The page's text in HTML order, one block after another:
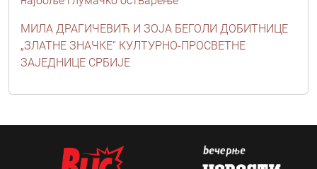
МИЛА ДРАГИЧЕВИЋ И ЗОЈА БЕГОЛИ ДОБИТНИЦЕ
„ЗЛАТНЕ ЗНАЧКЕ“ КУЛТУРНО-ПРОСВЕТНЕ
ЗАЈЕДНИЦЕ СРБИЈЕ